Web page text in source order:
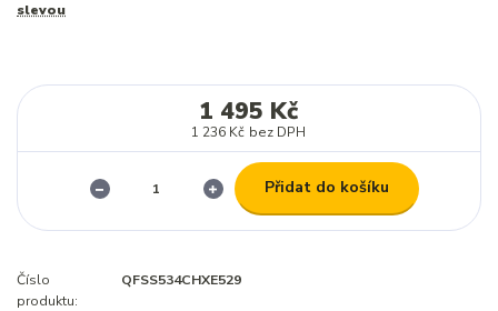
slevou
1 495 Kč
1 236 Kč bez DPH
Přidat do košíku
Číslo
produktu:
QFSS534CHXE529